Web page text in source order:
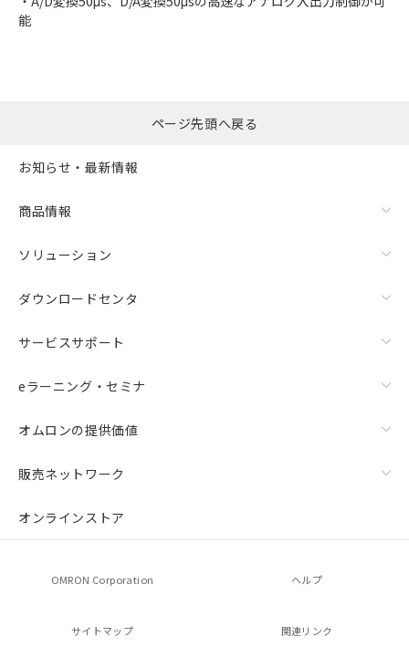
能
ページ先頭へ戻る
お知らせ・最新情報
商品情報
ソリューション
ダウンロードセンタ
サービスサポート
eラーニング・セミナ
オムロンの提供価値
販売ネットワーク
オンラインストア
OMRON Corporation ヘルプ
サイトマップ 関連リンク